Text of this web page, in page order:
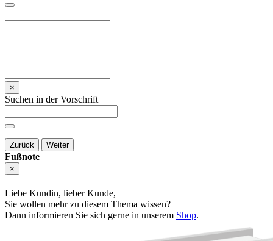
×
Suchen in der Vorschrift
Zurück Weiter
Fußnote
×
Liebe Kundin, lieber Kunde,
Sie wollen mehr zu diesem Thema wissen?
Dann informieren Sie sich gerne in unserem Shop.